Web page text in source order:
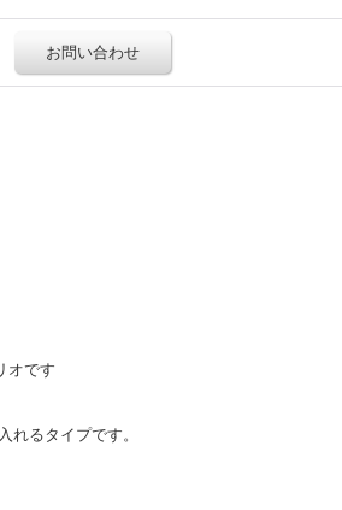
お問い合わせ
オです
れるタイプです。